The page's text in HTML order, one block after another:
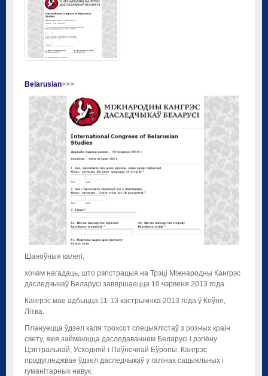
Belarusian>>>
Шаноўныя калегі,
хочам нагадаць, што рэгістрацыя на Трэці Міжнародны Кангрэс
даследчыкаў Беларусі завяршаецца 10 чэрвеня 2013 года.
Кангрэс мае адбыцца 11-13 кастрычніка 2013 года ў Коўне,
Літва.
Плануецца ўдзел каля трохсот спецыялістаў з розных краін
свету, якія займаюцца даследаваннем Беларусі і рэгіёну
Цэнтральнай, Усходняй і Паўночнай Еўропы. Кангрэс
прадугледжвае ўдзел даследчыкаў у галінах сацыяльных і
гуманітарных навук.